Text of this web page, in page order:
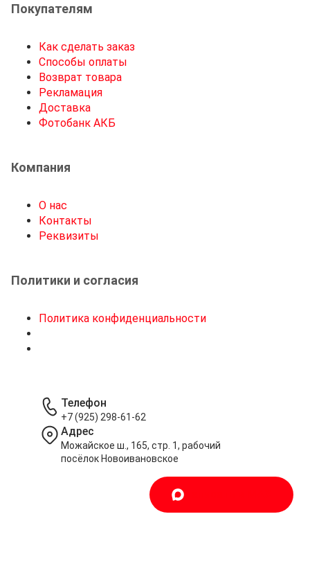
Покупателям
Как сделать заказ
Способы оплаты
Возврат товара
Рекламация
Доставка
Фотобанк АКБ
Компания
О нас
Контакты
Реквизиты
Политики и согласия
Политика конфиденциальности
Телефон
+7 (925) 298-61-62
Адрес
Можайское ш., 165, стр. 1, рабочий
посёлок Новоивановское